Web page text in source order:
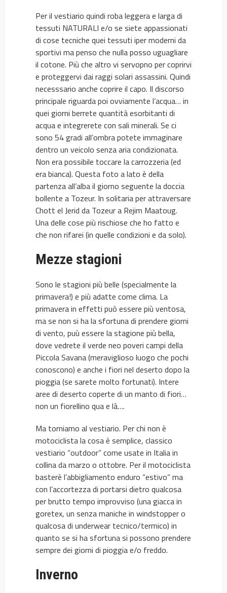
Per il vestiario quindi roba leggera e larga di
tessuti NATURALI e/o se siete appassionati
di cose tecniche quei tessuti iper moderni da
sportivi ma penso che nulla posso uguagliare
il cotone. Più che altro vi servopno per coprirvi
e proteggervi dai raggi solari assassini. Quindi
necesssario anche coprire il capo. Il discorso
principale riguarda poi ovviamente l’acqua… in
quei giorni berrete quantità esorbitanti di
acqua e integrerete con sali minerali. Se ci
sono 54 gradi all’ombra potete immaginare
dentro un veicolo senza aria condizionata.
Non era possibile toccare la carrozzeria (ed
era bianca). Questa foto a lato è della
partenza all’alba il giorno seguente la doccia
bollente a Tozeur. In solitaria per attraversare
Chott el Jerid da Tozeur a Rejim Maatoug.
Una delle cose più rischiose che ho fatto e
che non rifarei (in quelle condizioni e da solo).
Mezze stagioni
Sono le stagioni più belle (specialmente la
primavera!) e più adatte come clima. La
primavera in effetti può essere più ventosa,
ma se non si ha la sfortuna di prendere giorni
di vento, puù essere la stagione più bella,
dove vedrete il verde neo poveri campi della
Piccola Savana (meraviglioso luogo che pochi
conoscono) e anche i fiori nel deserto dopo la
pioggia (se sarete molto fortunati). Intere
aree di deserto coperte di un manto di fiori…
non un fiorellino qua e là….
Ma torniamo al vestiario. Per chi non è
motociclista la cosa è semplice, classico
vestiario “outdoor” come usate in Italia in
collina da marzo o ottobre. Per il motociclista
basterè l’abbigliamento enduro “estivo” ma
con l’accortezza di portarsi dietro qualcosa
per brutto tempo improvviso (una giacca in
goretex, un senza maniche in windstopper o
qualcosa di underwear tecnico/termico) in
quanto se si ha sfortuna si possono prendere
sempre dei giorni di pioggia e/o freddo.
Inverno